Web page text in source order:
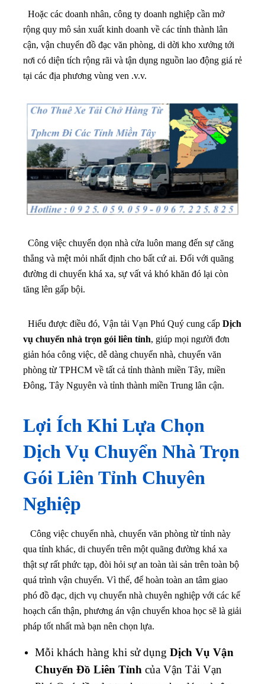
Hoặc các doanh nhân, công ty doanh nghiệp cần mở
rộng quy mô sản xuất kinh doanh về các tỉnh thành lân
cận, vận chuyển đồ đạc văn phòng, di dời kho xưởng tới
nơi có diện tích rộng rãi và tận dụng nguồn lao động giá rẻ
tại các địa phương vùng ven .v.v.
Công việc chuyển dọn nhà cửa luôn mang đến sự căng
thẳng và mệt mỏi nhất định cho bất cứ ai. Đối với quãng
đường di chuyển khá xa, sự vất vả khó khăn đó lại còn
tăng lên gấp bội.
Hiểu được điều đó, Vận tải Vạn Phú Quý cung cấp Dịch
vụ chuyển nhà trọn gói liên tỉnh, giúp mọi người đơn
giản hóa công việc, dễ dàng chuyển nhà, chuyển văn
phòng từ TPHCM về tất cả tỉnh thành miền Tây, miền
Đông, Tây Nguyên và tỉnh thành miền Trung lân cận.
Lợi Ích Khi Lựa Chọn
Dịch Vụ Chuyển Nhà Trọn
Gói Liên Tỉnh Chuyên
Nghiệp
Công việc chuyển nhà, chuyển văn phòng từ tỉnh này
qua tỉnh khác, di chuyển trên một quãng đường khá xa
thật sự rất phức tạp, đòi hỏi sự an toàn tài sản trên toàn bộ
quá trình vận chuyển. Vì thế, để hoàn toàn an tâm giao
phó đồ đạc, dịch vụ chuyển nhà chuyên nghiệp với các kế
hoạch cẩn thận, phương án vận chuyển khoa học sẽ là giải
pháp tốt nhất mà bạn nên chọn lựa.
Mỗi khách hàng khi sử dụng Dịch Vụ Vận
Chuyển Đồ Liên Tỉnh của Vận Tải Vạn